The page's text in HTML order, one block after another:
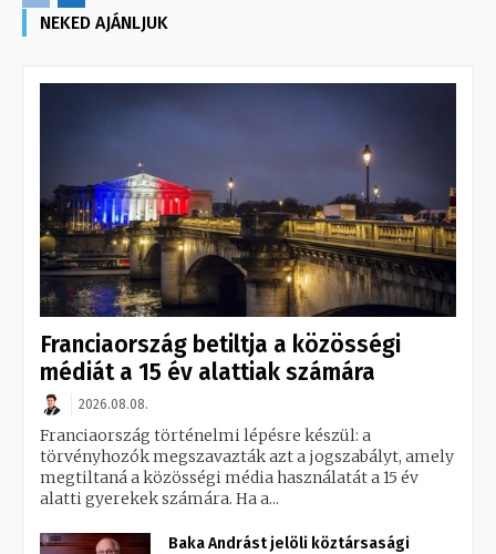
NEKED AJÁNLJUK
Franciaország betiltja a közösségi
médiát a 15 év alattiak számára
2026.08.08.
Franciaország történelmi lépésre készül: a
törvényhozók megszavazták azt a jogszabályt, amely
megtiltaná a közösségi média használatát a 15 év
alatti gyerekek számára. Ha a...
Baka Andrást jelöli köztársasági